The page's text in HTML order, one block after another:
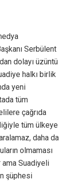
Serbülent
dolayı üzüntü
halkı birlik
yeni
tüm
çağrıda
tüm ülkeye
daha da
olmaması
ama Suadiyeli
şüphesi